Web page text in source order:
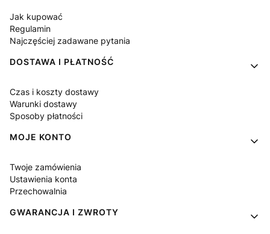
Jak kupować
Regulamin
Najczęściej zadawane pytania
DOSTAWA I PŁATNOŚĆ
Czas i koszty dostawy
Warunki dostawy
Sposoby płatności
MOJE KONTO
Twoje zamówienia
Ustawienia konta
Przechowalnia
GWARANCJA I ZWROTY